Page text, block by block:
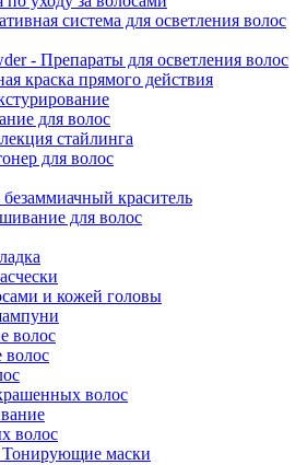
система для осветления волос
- Препараты для осветления волос
краска прямого действия
для волос
стайлинга
для волос
краситель
для волос
и кожей головы
волос
волос
волос
волос
Тонирующие маски